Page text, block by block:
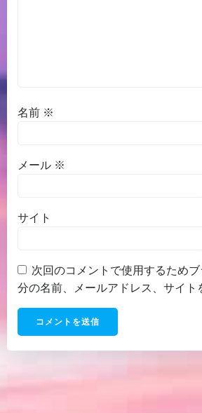
名前 ※
メール ※
サイト
次回のコメントで使用するため
分の名前、メールアドレス、サイト